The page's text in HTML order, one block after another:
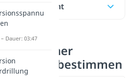
Inhaltsübersicht
einer
bestimmen
Dauer: 03:47